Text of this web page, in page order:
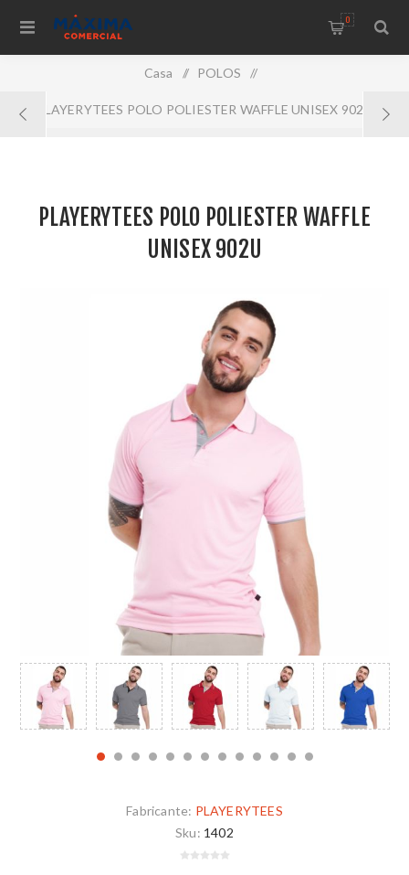
0
Casa / POLOS /
PLAYERYTEES POLO POLIESTER WAFFLE UNISEX 902U
PLAYERYTEES POLO POLIESTER WAFFLE
UNISEX 902U
Fabricante: PLAYERYTEES
Sku: 1402